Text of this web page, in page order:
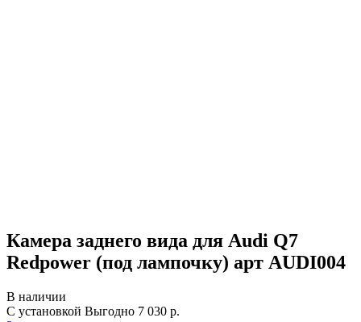
Камера заднего вида для Audi Q7
Redpower (под лампочку) арт AUDI004
В наличии
С установкой Выгодно 7 030 р.